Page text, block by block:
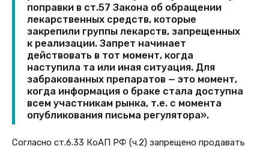
поправки в ст.57 Закона об обращении
лекарственных средств, которые
закрепили группы лекарств, запрещенных
к реализации. Запрет начинает
действовать в тот момент, когда
наступила та или иная ситуация. Для
забракованных препаратов — это момент,
когда информация о браке стала доступна
всем участникам рынка, т.е. с момента
опубликования письма регулятора».
Согласно ст.6.33 КоАП РФ (ч.2) запрещено продавать